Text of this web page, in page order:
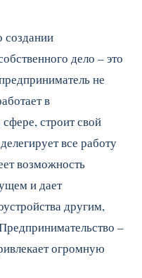
создании
дело – это
не
в
строит свой
все работу
возможность
и дает
другим,
–
огромную